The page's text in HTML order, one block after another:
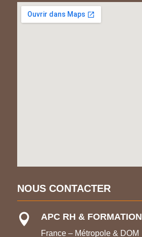
NOUS CONTACTER
 APC RH & FORMATION
France – Métropole & DOM